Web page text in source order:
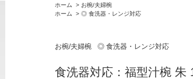
ホーム > お椀/夫婦椀
ホーム
> ◎ 食洗器・レンジ対応
お椀/夫婦椀 ◎ 食洗器・レンジ対応
食洗器対応：福型汁椀 朱